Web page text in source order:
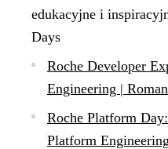
edukacyjne i
Days
Roche Developer
Engineering |
Roche Platform
Platform Engineering